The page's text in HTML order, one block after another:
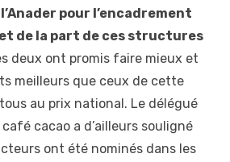
pour l’encadrement
de la part de ces structures
deux ont promis faire mieux et
meilleurs que ceux de cette
au prix national. Le délégué
cacao a d’ailleurs souligné
ont été nominés dans les